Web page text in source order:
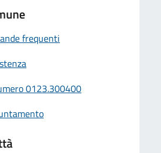
frequenti
0123.300400